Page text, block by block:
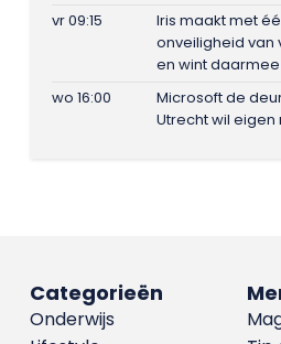
vr 09:15
Iris maakt met
onveiligheid van
en wint
wo 16:00
Microsoft de
Utrecht wil
Categorieën
Onderwijs